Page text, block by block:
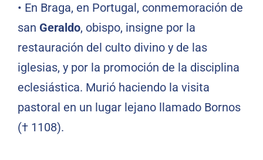
• En Braga, en Portugal, conmemoración de
san Geraldo, obispo, insigne por la
restauración del culto divino y de las
iglesias, y por la promoción de la disciplina
eclesiástica. Murió haciendo la visita
pastoral en un lugar lejano llamado Bornos
(† 1108).